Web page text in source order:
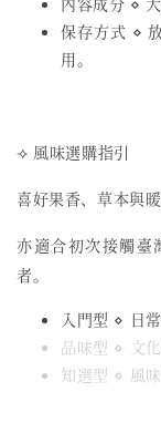
保存方式 ⋄
用。
⟢ 風味選購指引
喜好果香、草本與
亦適合初次接觸臺
者。
入門型 ⋄ 日
品味型 ⋄ 文
知選型 ⋄ 風